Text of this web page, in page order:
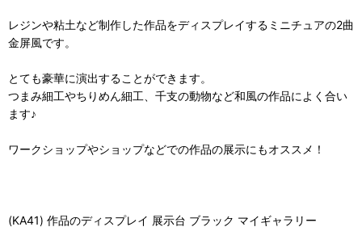
レジンや粘土など制作した作品をディスプレイするミニチュアの2曲
金屏風です。
とても豪華に演出することができます。
つまみ細工やちりめん細工、千支の動物など和風の作品によく合い
ます♪
ワークショップやショップなどでの作品の展示にもオススメ！
(KA41) 作品のディスプレイ 展示台 ブラック マイギャラリー